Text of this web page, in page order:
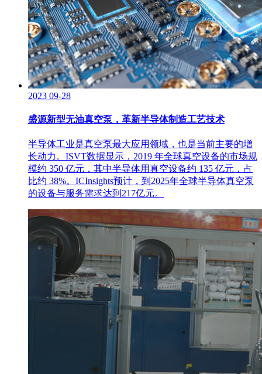
2023 09-28
盛源新型无油真空泵，革新半导体制造工艺技术
半导体工业是真空泵最大应用领域，也是当前主要的增
长动力。ISVT数据显示，2019 年全球真空设备的市场规
模约 350 亿元，其中半导体用真空设备约 135 亿元，占
比约 38%。ICInsights预计，到2025年全球半导体真空泵
的设备与服务需求达到217亿元。